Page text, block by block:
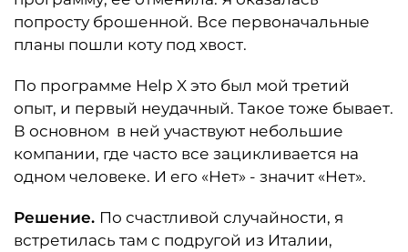
попросту брошенной. Все первоначальные
планы пошли коту под хвост.
По программе Help X это был мой третий
опыт, и первый неудачный. Такое тоже бывает.
В основном в ней участвуют небольшие
компании, где часто все зацикливается на
одном человеке. И его «Нет» - значит «Нет».
Решение. По счастливой случайности, я
встретилась там с подругой из Италии,